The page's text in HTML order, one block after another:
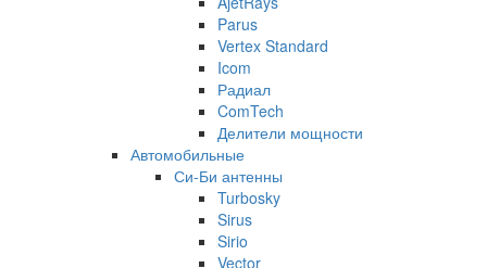
Parus
Vertex Standard
Icom
Радиал
ComTech
Делители мощности
Автомобильные
Си-Би антенны
Turbosky
Sirus
Sirio
Vector